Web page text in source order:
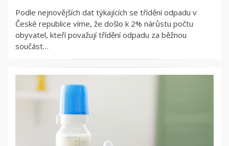
Podle nejnovějších dat týkajících se třídění odpadu v
České republice víme, že došlo k 2% nárůstu počtu
obyvatel, kteří považují třídění odpadu za běžnou
součást…